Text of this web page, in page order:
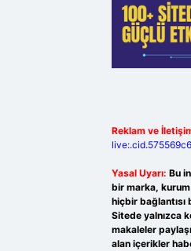
Reklam ve
Yasal Uyarı: Bu
bir marka,
hiçbir bağlantısı
Sitede yalnızca
makaleler
alan içerikler